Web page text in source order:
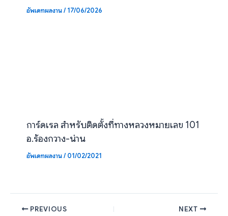
อัพเดทผลงาน/17/06/2026
การ์ดเรล สำหรับติดตั้งที่ทางหลวงหมายเลข 101
อ.ร้องกวาง-น่าน
อัพเดทผลงาน/01/02/2021
PREVIOUS NEXT